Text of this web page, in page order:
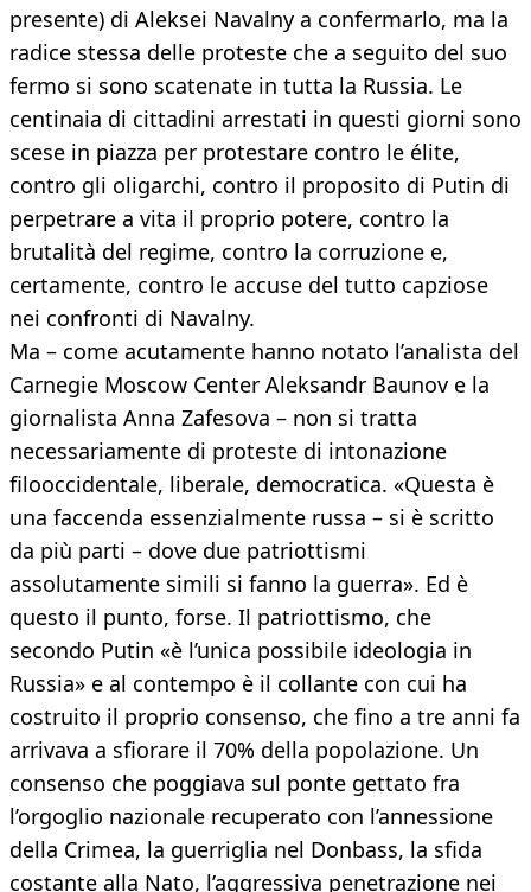
presente) di Aleksei Navalny a confermarlo, ma la
radice stessa delle proteste che a seguito del suo
fermo si sono scatenate in tutta la Russia. Le
centinaia di cittadini arrestati in questi giorni sono
scese in piazza per protestare contro le élite,
contro gli oligarchi, contro il proposito di Putin di
perpetrare a vita il proprio potere, contro la
brutalità del regime, contro la corruzione e,
certamente, contro le accuse del tutto capziose
nei confronti di Navalny.
Ma – come acutamente hanno notato l’analista del
Carnegie Moscow Center Aleksandr Baunov e la
giornalista Anna Zafesova – non si tratta
necessariamente di proteste di intonazione
filooccidentale, liberale, democratica. «Questa è
una faccenda essenzialmente russa – si è scritto
da più parti – dove due patriottismi
assolutamente simili si fanno la guerra». Ed è
questo il punto, forse. Il patriottismo, che
secondo Putin «è l’unica possibile ideologia in
Russia» e al contempo è il collante con cui ha
costruito il proprio consenso, che fino a tre anni fa
arrivava a sfiorare il 70% della popolazione. Un
consenso che poggiava sul ponte gettato fra
l’orgoglio nazionale recuperato con l’annessione
della Crimea, la guerriglia nel Donbass, la sfida
costante alla Nato, l’aggressiva penetrazione nei